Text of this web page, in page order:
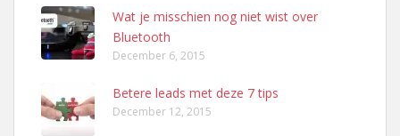
Wat je misschien nog niet wist over
Bluetooth
December 6, 2015
Betere leads met deze 7 tips
December 12, 2015